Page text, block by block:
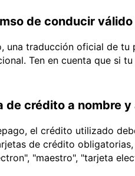
de conducir válido
una traducción oficial de
Ten en cuenta que si
de crédito a nombre
el crédito utilizado
de crédito
"maestro", "tarjeta